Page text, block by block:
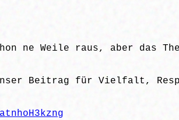
ne Weile raus, aber das
Unser Beitrag für Vielfalt,